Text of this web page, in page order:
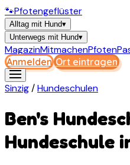
🐾Pfotengeflüster
Alltag mit Hund▾
Unterwegs mit Hund▾
MagazinMitmachen
Anmelden Ort eintragen
Sinzig/Hundeschulen
Ben's
Hundeschule